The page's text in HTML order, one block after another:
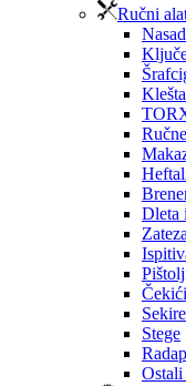
Ručni
Klešta
Dleta
Čekići
Sekire
Stege
Ostali